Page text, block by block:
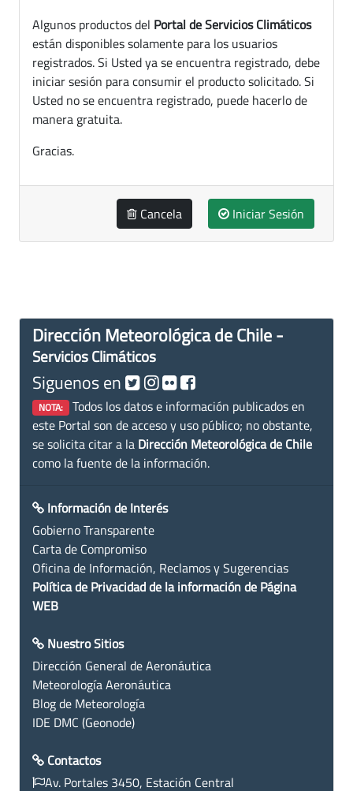
Algunos productos del Portal de Servicios Climáticos
están disponibles solamente para los usuarios
registrados. Si Usted ya se encuentra registrado, debe
iniciar sesión para consumir el producto solicitado. Si
Usted no se encuentra registrado, puede hacerlo de
manera gratuita.
Gracias.
Cancela Iniciar Sesión
Dirección Meteorológica de Chile -
Servicios Climáticos
Siguenos en
NOTA: Todos los datos e información publicados en
este Portal son de acceso y uso público; no obstante,
se solicita citar a la Dirección Meteorológica de Chile
como la fuente de la información.
Información de Interés
Gobierno Transparente
Carta de Compromiso
Oficina de Información, Reclamos y Sugerencias
Política de Privacidad de la información de Página
WEB
Nuestro Sitios
Dirección General de Aeronáutica
Meteorología Aeronáutica
Blog de Meteorología
IDE DMC (Geonode)
Contactos
Av. Portales 3450, Estación Central